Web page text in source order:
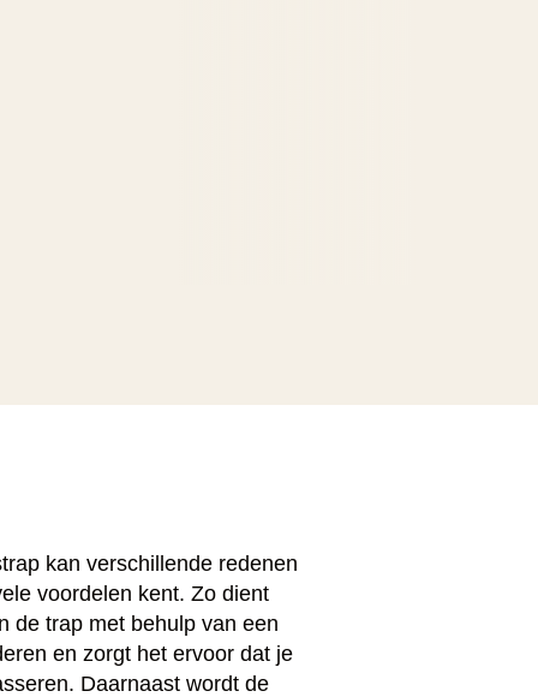
kan verschillende redenen
voordelen kent. Zo dient
de trap met behulp van een
en zorgt het ervoor dat je
Daarnaast wordt de